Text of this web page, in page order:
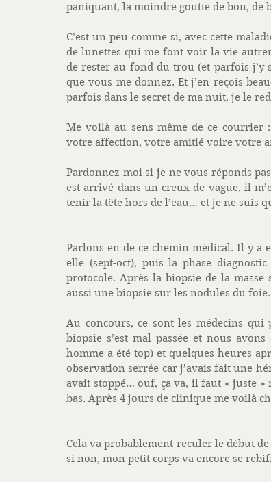
paniquant, la moindre goutte de bon, de
C’est un peu comme si, avec cette
de lunettes qui me font voir la vie
de rester au fond du trou (et parfois j’y
que vous me donnez. Et j’en reçois
parfois dans le secret de ma nuit, je le
Me voilà au sens même de ce
votre affection, votre amitié voire votre
Pardonnez moi si je ne vous réponds
est arrivé dans un creux de vague, il
tenir la tête hors de l’eau… et je ne suis
Parlons en de ce chemin médical. Il y a
elle (sept-oct), puis la phase
protocole. Après la biopsie de la
aussi une biopsie sur les nodules du
Au concours, ce sont les médecins
biopsie s’est mal passée et nous
homme a été top) et quelques heures
observation serrée car j’avais fait une
avait stoppé… ouf, ça va, il faut « juste »
bas. Après 4 jours de clinique me voilà
Cela va probablement reculer le début
si non, mon petit corps va encore se